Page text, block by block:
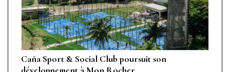
Caña Sport & Social Club poursuit son